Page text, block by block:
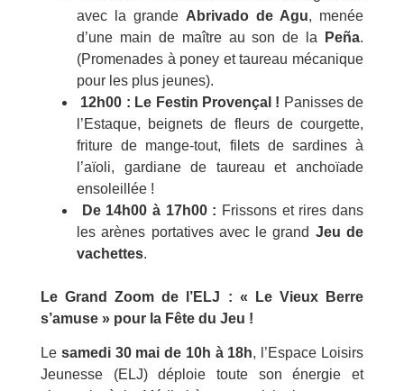
avec la grande Abrivado de Agu, menée
d’une main de maître au son de la
Peña.
(Promenades à poney et taureau mécanique
pour les plus jeunes).
️ 12h00 : Le Festin Provençal ! Panisses de
l’Estaque, beignets de fleurs de courgette,
friture de mange-tout, filets de sardines à
l’aïoli, gardiane de taureau et anchoïade
ensoleillée !
️ De 14h00 à 17h00 : Frissons et rires dans
les arènes portatives avec le grand Jeu de
vachettes.
Le Grand Zoom de l’ELJ : « Le Vieux Berre
s’amuse » pour la Fête du Jeu !
Le samedi 30 mai de 10h à 18h, l’Espace Loisirs
Jeunesse (ELJ) déploie toute son énergie et